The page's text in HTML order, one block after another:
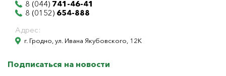
8 (044) 741-46-41
8 (0152) 654-888
Адрес:
г. Гродно, ул. Ивана Якубовского, 12К
Подписаться на новости